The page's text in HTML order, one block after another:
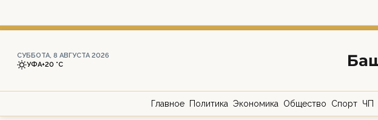
СУББОТА, 8 АВГУСТА 2026
УФА+20 °С
Главное Политика Экономика Общество Спорт ЧП